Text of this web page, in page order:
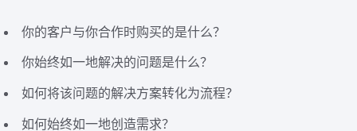
你的客户与你合作时购买的是什么？
你始终如一地解决的问题是什么？
如何将该问题的解决方案转化为流程？
如何始终如一地创造需求？